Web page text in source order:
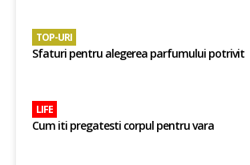
TOP-URI
Sfaturi pentru alegerea parfumului potrivit
LIFE
Cum iti pregatesti corpul pentru vara